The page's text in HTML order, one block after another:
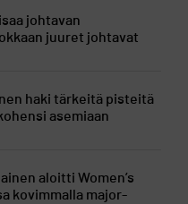
johtavan
juuret johtavat
haki tärkeitä pisteitä
asemiaan
aloitti Women’s
kovimmalla major-